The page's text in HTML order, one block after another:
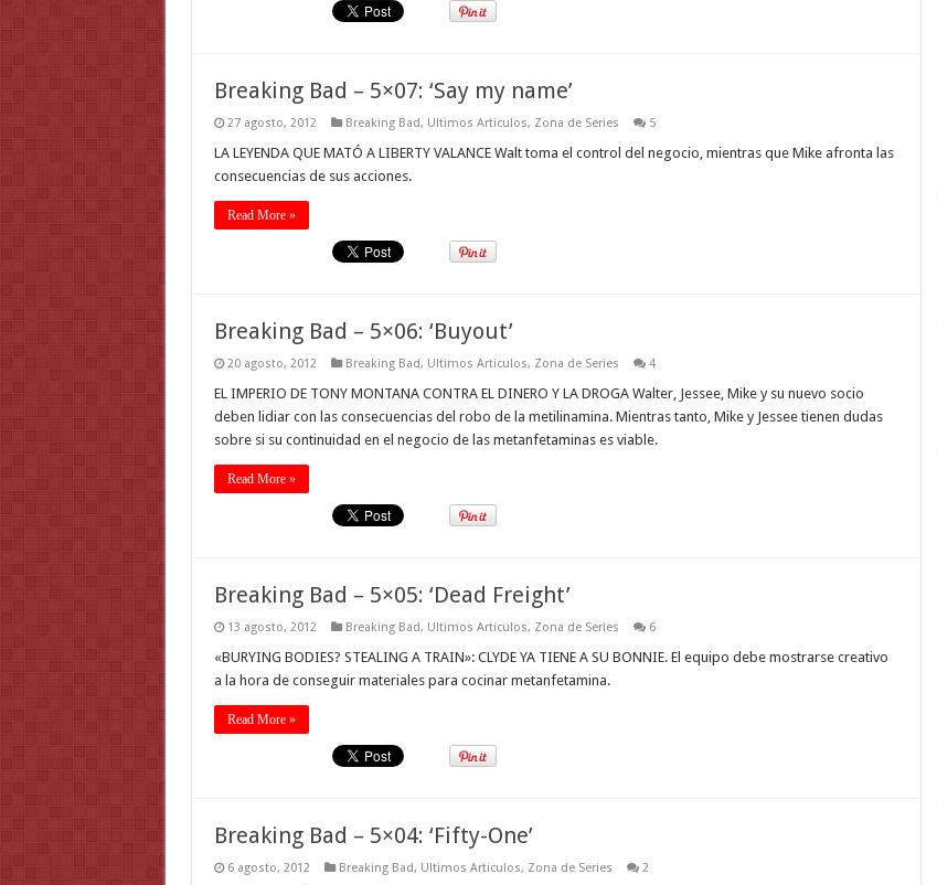
Breaking Bad – 5×07: ‘Say my name’
27 agosto, 2012 Breaking Bad, Ultimos Articulos, Zona de Series 5
LA LEYENDA QUE MATÓ A LIBERTY VALANCE Walt toma el control del negocio, mientras que Mike afronta las
consecuencias de sus acciones.
Read More »
Breaking Bad – 5×06: ‘Buyout’
20 agosto, 2012 Breaking Bad, Ultimos Articulos, Zona de Series 4
EL IMPERIO DE TONY MONTANA CONTRA EL DINERO Y LA DROGA Walter, Jessee, Mike y su nuevo socio
deben lidiar con las consecuencias del robo de la metilinamina. Mientras tanto, Mike y Jessee tienen dudas
sobre si su continuidad en el negocio de las metanfetaminas es viable.
Read More »
Breaking Bad – 5×05: ‘Dead Freight’
13 agosto, 2012 Breaking Bad, Ultimos Articulos, Zona de Series 6
«BURYING BODIES? STEALING A TRAIN»: CLYDE YA TIENE A SU BONNIE. El equipo debe mostrarse creativo
a la hora de conseguir materiales para cocinar metanfetamina.
Read More »
Breaking Bad – 5×04: ‘Fifty-One’
6 agosto, 2012 Breaking Bad, Ultimos Articulos, Zona de Series 2